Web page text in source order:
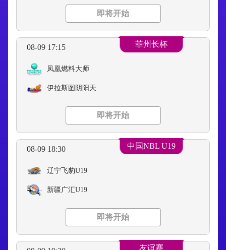
即将开始
08-09 17:15 菲州长杯
凤凰燃料大师
伊拉斯图阴阳天
即将开始
08-09 18:30 中国NBL U19
辽宁飞豹U19
新疆广汇U19
即将开始
友谊赛